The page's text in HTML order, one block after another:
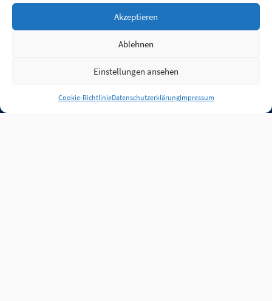
Akzeptieren
Ablehnen
Einstellungen ansehen
Cookie-RichtlinieDatenschutzerklärungImpressum
Anmelden
Jobs Partner FAQ Quellen